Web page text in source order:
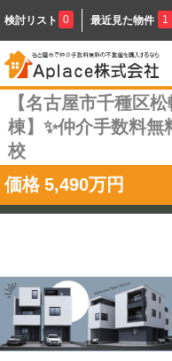
検討リスト 0 最近見た物件 1
【名古屋市千種区
棟】✨️仲介手数料無
校
価格 5,490万円